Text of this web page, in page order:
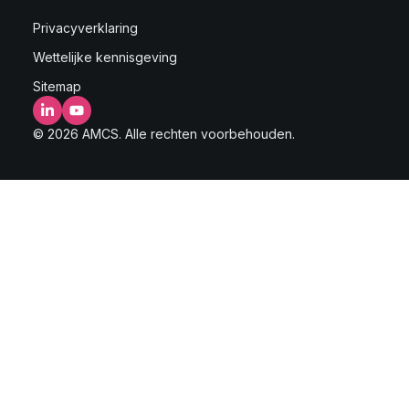
Privacyverklaring
Wettelijke kennisgeving
Sitemap
LinkedInYouTube
© 2026 AMCS. Alle rechten voorbehouden.